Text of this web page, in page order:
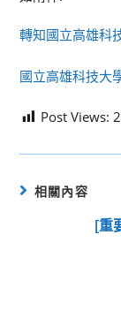
轉知國立高雄科
國立高雄科技大
Post Views:
相關內容
[重